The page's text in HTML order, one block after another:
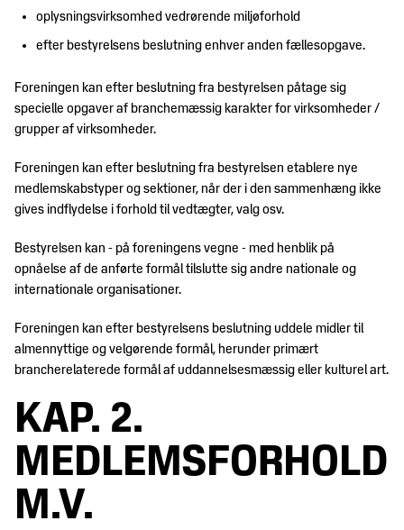
oplysningsvirksomhed vedrørende miljøforhold
efter bestyrelsens beslutning enhver anden fællesopgave.
Foreningen kan efter beslutning fra bestyrelsen påtage sig
specielle opgaver af branchemæssig karakter for virksomheder /
grupper af virksomheder.
Foreningen kan efter beslutning fra bestyrelsen etablere nye
medlemskabstyper og sektioner, når der i den sammenhæng ikke
gives indflydelse i forhold til vedtægter, valg osv.
Bestyrelsen kan - på foreningens vegne - med henblik på
opnåelse af de anførte formål tilslutte sig andre nationale og
internationale organisationer.
Foreningen kan efter bestyrelsens beslutning uddele midler til
almennyttige og velgørende formål, herunder primært
brancherelaterede formål af uddannelsesmæssig eller kulturel art.
KAP. 2.
MEDLEMSFORHOLD
M.V.